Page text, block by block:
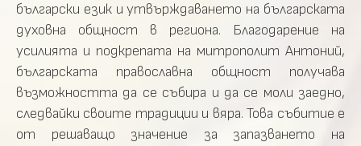
български език и утвърждаването на българската
духовна общност в региона. Благодарение на
усилията и подкрепата на митрополит Антоний,
българската православна общност получава
възможността да се събира и да се моли заедно,
следвайки своите традиции и вяра. Това събитие е
от решаващо значение за запазването на